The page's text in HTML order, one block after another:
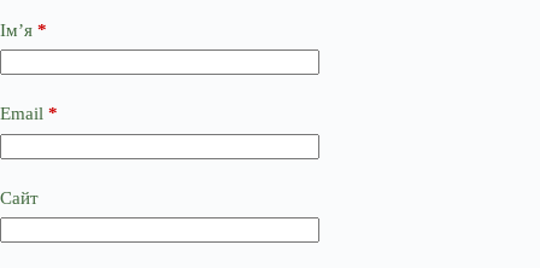
Ім’я *
Email *
Сайт